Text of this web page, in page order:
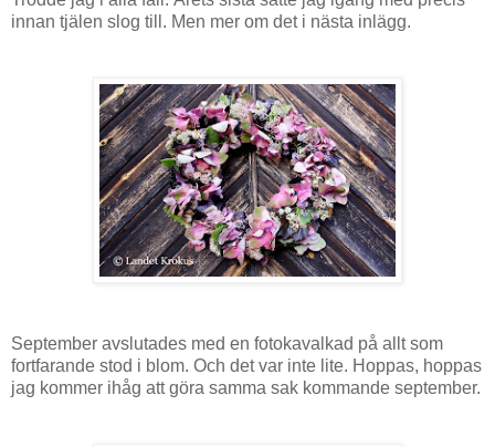
innan tjälen slog till. Men mer om det i nästa inlägg.
September avslutades med en fotokavalkad på allt som
fortfarande stod i blom. Och det var inte lite. Hoppas, hoppas
jag kommer ihåg att göra samma sak kommande september.